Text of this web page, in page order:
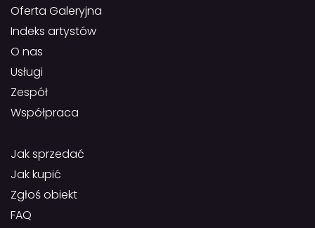
Oferta Galeryjna
Indeks artystów
O nas
Usługi
Zespół
Współpraca
Jak sprzedać
Jak kupić
Zgłoś obiekt
FAQ